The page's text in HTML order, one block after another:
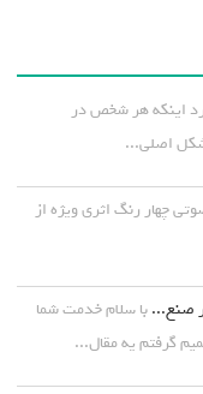
اینکه هر شخص در
چهار رنگ اثری ویژه از
صنع... با سلام خدمت شما
گرفتم یه مقال...